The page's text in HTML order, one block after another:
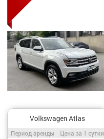
Volkswagen Atlas
Период аренды / Цена за 1 сутки
Период аренды
Цена за 1 сутки